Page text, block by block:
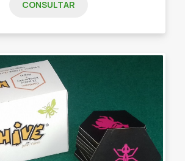
CONSULTAR